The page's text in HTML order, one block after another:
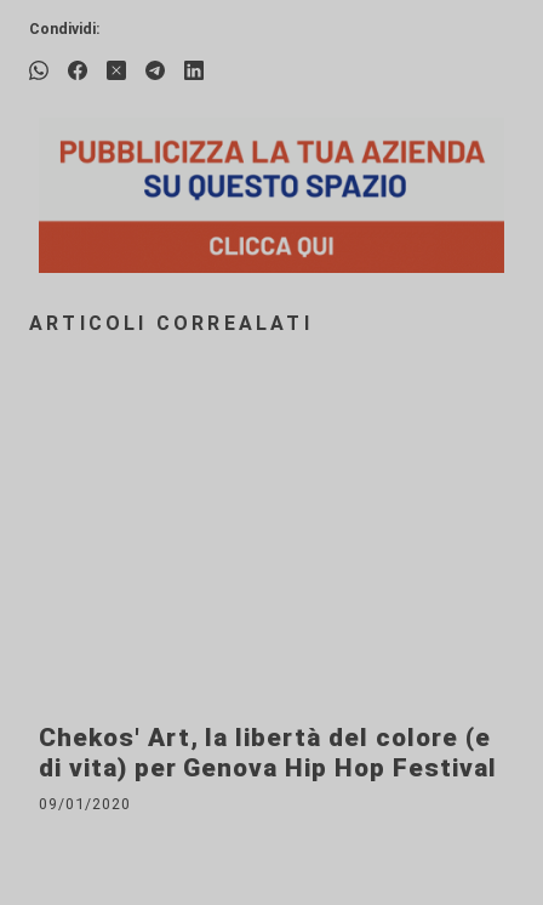
Condividi:
ARTICOLI CORREALATI
Chekos' Art, la libertà del colore (e
di vita) per Genova Hip Hop Festival
09/01/2020